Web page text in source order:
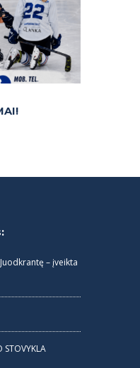
– įveikta
STOVYKLA